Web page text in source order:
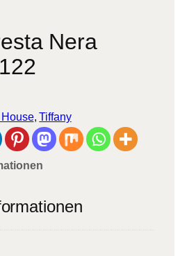
Nera
, Tiffany